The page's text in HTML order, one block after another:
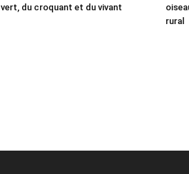
vert, du croquant et du vivant
rural